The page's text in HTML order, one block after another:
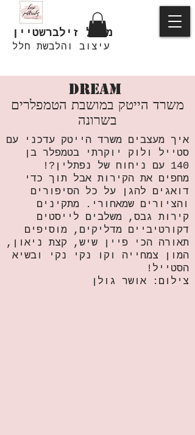
מיכל זילברשטיין
עיצוב והלבשת חלל
DREAM
משרד הייטק במושבת הטמפלרים
בשרונה
איך מעצבים משרד הייטק עדכני עם
סטייל ולוק יוקרתי בטמפלר בן
140 עם ניחוח של נפתלין?!
מחפים את הקירות אבל תוך כדי
דואגים להגן על כל הסיפורים
והציורים שמאחורי. מתקינים
קירות גבס, משלבים לייסטים
דקורטיביים מדליקים, מוסיפים
תאורה הכי פיין שיש, קצת ניאון,
המון צמחייה וקו נקי נקי ובשיא
הסטייל!
צילום: אושר גולן